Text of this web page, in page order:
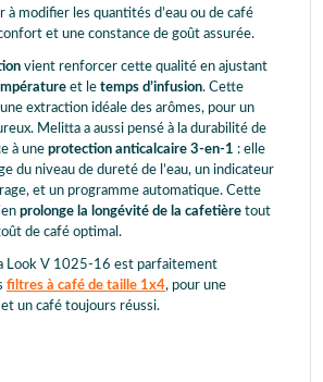
à modifier les quantités d’eau ou de café
et une constance de goût assurée.
vient renforcer cette qualité en ajustant
et le temps d’infusion. Cette
extraction idéale des arômes, pour un
Melitta a aussi pensé à la durabilité de
à une protection anticalcaire 3-en-1 : elle
du niveau de dureté de l’eau, un indicateur
et un programme automatique. Cette
prolonge la longévité de la cafetière tout
de café optimal.
Look V 1025-16 est parfaitement
filtres à café de taille 1x4, pour une
un café toujours réussi.